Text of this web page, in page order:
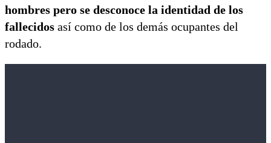
hombres pero se desconoce la identidad de los
fallecidos así como de los demás ocupantes del
rodado.